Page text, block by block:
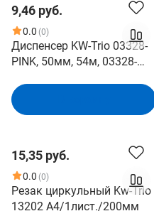
9,46 руб.
0.0 (0)
Диспенсер KW-Trio 03328-
PINK, 50мм, 54м, 03328-
15,35 руб.
0.0 (0)
Резак циркульный Kw-Trio
13202 A4/1лист./200мм